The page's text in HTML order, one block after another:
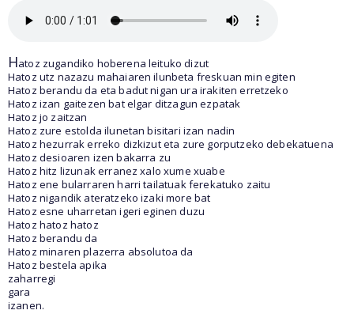
Hatoz zugandiko hoberena leituko dizut
Hatoz utz nazazu mahaiaren ilunbeta freskuan min egiten
Hatoz berandu da eta badut nigan ura irakiten erretzeko
Hatoz izan gaitezen bat elgar ditzagun ezpatak
Hatoz jo zaitzan
Hatoz zure estolda ilunetan bisitari izan nadin
Hatoz hezurrak erreko dizkizut eta zure gorputzeko debekatuena
Hatoz desioaren izen bakarra zu
Hatoz hitz lizunak erranez xalo xume xuabe
Hatoz ene bularraren harri tailatuak ferekatuko zaitu
Hatoz nigandik ateratzeko izaki more bat
Hatoz esne uharretan igeri eginen duzu
Hatoz hatoz hatoz
Hatoz berandu da
Hatoz minaren plazerra absolutoa da
Hatoz bestela apika
zaharregi
gara
izanen.